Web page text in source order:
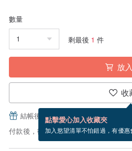
數量
剩最後 1 件
放
收
點擊愛心加入收藏夾
加入慾望清單不怕錯過，有優惠
結帳後填寫並分享，免費幫你寄送
付款後，從備貨到寄出商品為 5 個工作